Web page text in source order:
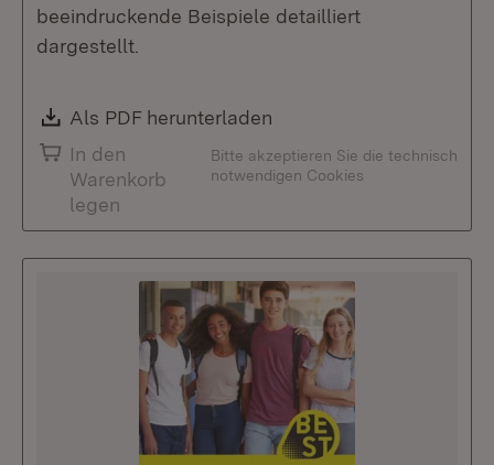
beeindruckende Beispiele detailliert
dargestellt.
Download:
Als PDF herunterladen
In den
Warenkorb
legen
Bitte akzeptieren Sie die technisch
notwendigen Cookies